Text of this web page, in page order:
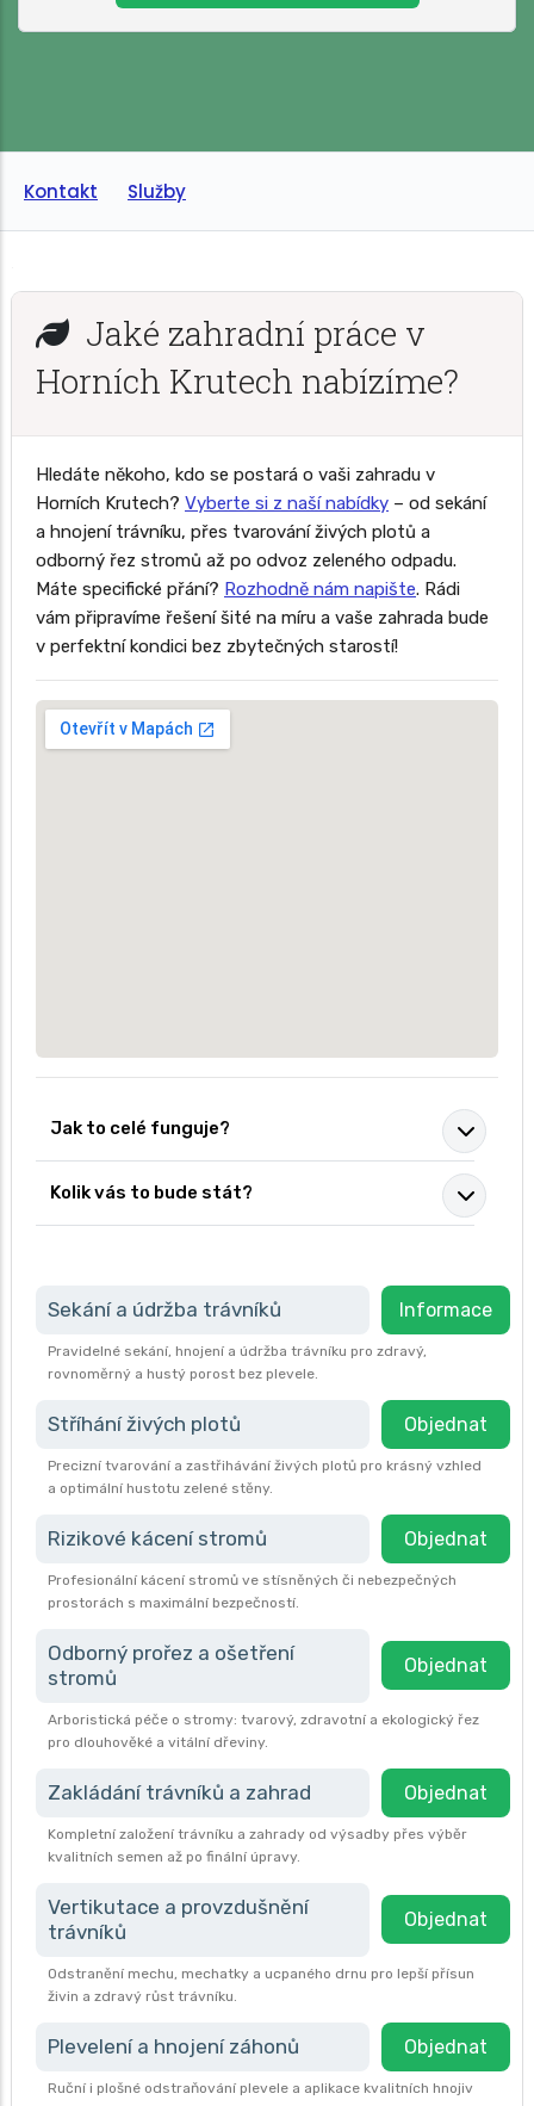
Kontakt Služby
Jaké zahradní práce v
Horních Krutech nabízíme?
Hledáte někoho, kdo se postará o vaši zahradu v
Horních Krutech? Vyberte si z naší nabídky – od sekání
a hnojení trávníku, přes tvarování živých plotů a
odborný řez stromů až po odvoz zeleného odpadu.
Máte specifické přání? Rozhodně nám napište. Rádi
vám připravíme řešení šité na míru a vaše zahrada bude
v perfektní kondici bez zbytečných starostí!
Jak to celé funguje?
Kolik vás to bude stát?
Sekání a údržba trávníků Informace
Pravidelné sekání, hnojení a údržba trávníku pro zdravý,
rovnoměrný a hustý porost bez plevele.
Stříhání živých plotů Objednat
Precizní tvarování a zastřihávání živých plotů pro krásný vzhled
a optimální hustotu zelené stěny.
Rizikové kácení stromů Objednat
Profesionální kácení stromů ve stísněných či nebezpečných
prostorách s maximální bezpečností.
Odborný prořez a ošetření
stromů
Objednat
Arboristická péče o stromy: tvarový, zdravotní a ekologický řez
pro dlouhověké a vitální dřeviny.
Zakládání trávníků a zahrad Objednat
Kompletní založení trávníku a zahrady od výsadby přes výběr
kvalitních semen až po finální úpravy.
Vertikutace a provzdušnění
trávníků
Objednat
Odstranění mechu, mechatky a ucpaného drnu pro lepší přísun
živin a zdravý růst trávníku.
Plevelení a hnojení záhonů Objednat
Ruční i plošné odstraňování plevele a aplikace kvalitních hnojiv